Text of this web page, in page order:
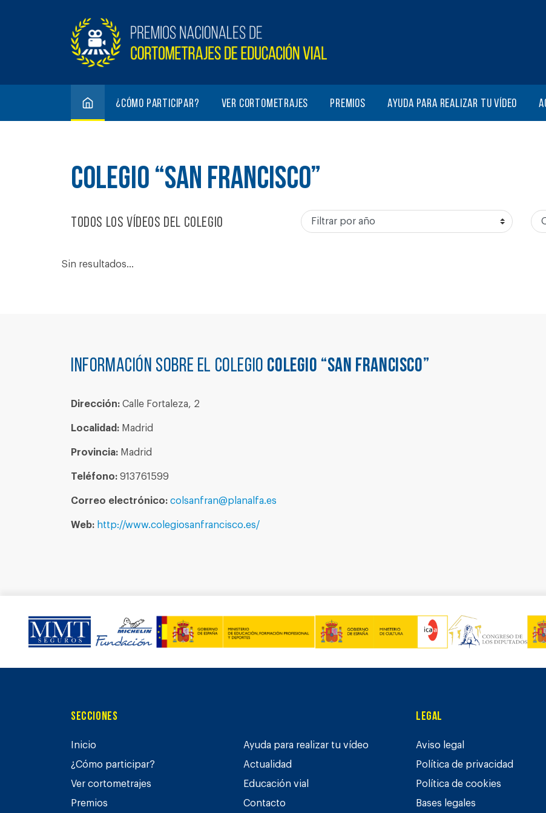
¿Cómo participar? Ver cortometrajes Premios Ayuda para realizar tu vídeo
COLEGIO “SAN FRANCISCO”
Todos los vídeos del colegio
Sin resultados...
Información sobre el colegio COLEGIO “SAN FRANCISCO”
Dirección: Calle Fortaleza, 2
Localidad: Madrid
Provincia: Madrid
Teléfono: 913761599
Correo electrónico: colsanfran@planalfa.es
Web: http://www.colegiosanfrancisco.es/
Secciones
Inicio
¿Cómo participar?
Ver cortometrajes
Premios
Ayuda para realizar tu vídeo
Actualidad
Educación vial
Contacto
Legal
Aviso legal
Política de privacidad
Política de cookies
Bases legales